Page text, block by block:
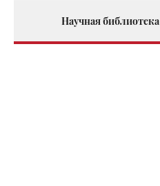
Научная библиотека